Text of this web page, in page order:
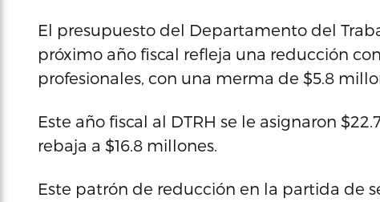
El presupuesto del Departamento del
próximo año fiscal refleja una reducción
profesionales, con una merma de $5.8
Este año fiscal al DTRH se le asignaron
rebaja a $16.8 millones.
Este patrón de reducción en la partida de